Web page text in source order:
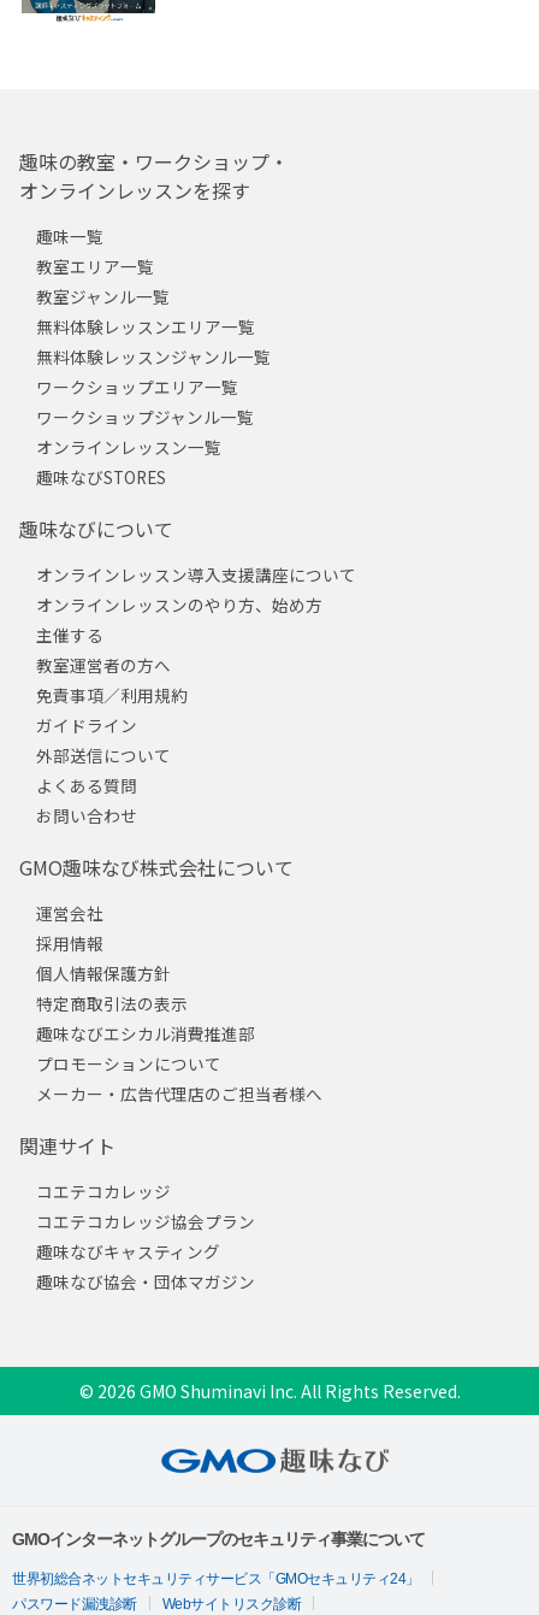
趣味の教室・ワークショップ・
オンラインレッスンを探す
趣味一覧
教室エリア一覧
教室ジャンル一覧
無料体験レッスンエリア一覧
無料体験レッスンジャンル一覧
ワークショップエリア一覧
ワークショップジャンル一覧
オンラインレッスン一覧
趣味なびSTORES
趣味なびについて
オンラインレッスン導入支援講座について
オンラインレッスンのやり方、始め方
主催する
教室運営者の方へ
免責事項／利用規約
ガイドライン
外部送信について
よくある質問
お問い合わせ
GMO趣味なび株式会社について
運営会社
採用情報
個人情報保護方針
特定商取引法の表示
趣味なびエシカル消費推進部
プロモーションについて
メーカー・広告代理店のご担当者様へ
関連サイト
コエテコカレッジ
コエテコカレッジ協会プラン
趣味なびキャスティング
趣味なび協会・団体マガジン
© 2026 GMO Shuminavi Inc. All Rights Reserved.